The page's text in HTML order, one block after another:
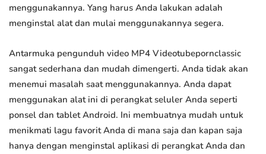
menggunakannya. Yang harus Anda lakukan adalah
menginstal alat dan mulai menggunakannya segera.
Antarmuka pengunduh video MP4 Videotubepornclassic
sangat sederhana dan mudah dimengerti. Anda tidak akan
menemui masalah saat menggunakannya. Anda dapat
menggunakan alat ini di perangkat seluler Anda seperti
ponsel dan tablet Android. Ini membuatnya mudah untuk
menikmati lagu favorit Anda di mana saja dan kapan saja
hanya dengan menginstal aplikasi di perangkat Anda dan